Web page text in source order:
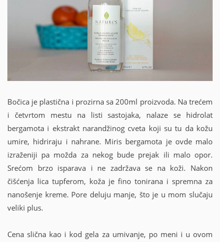
Bočica je plastična i prozirna sa 200ml proizvoda. Na trećem
i četvrtom mestu na listi sastojaka, nalaze se hidrolat
bergamota i ekstrakt narandžinog cveta koji su tu da kožu
umire, hidriraju i nahrane. Miris bergamota je ovde malo
izraženiji pa možda za nekog bude prejak ili malo opor.
Srećom brzo isparava i ne zadržava se na koži. Nakon
čišćenja lica tupferom, koža je fino tonirana i spremna za
nanošenje kreme. Pore deluju manje, što je u mom slučaju
veliki plus.
Cena slična kao i kod gela za umivanje, po meni i u ovom